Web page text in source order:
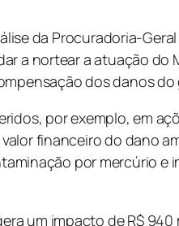
da Procuradoria-
a nortear a atuação do
dos danos do
por exemplo, em
financeiro do dano
por mercúrio e
um impacto de R$ 940